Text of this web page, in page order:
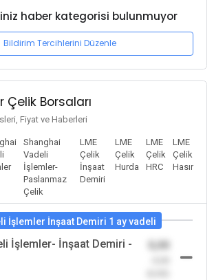
haber kategorisi bulunmuyor
Bildirim Tercihlerini Düzenle
Çelik Borsaları
Fiyat ve Haberleri
Shanghai
Vadeli
İşlemler-
Paslanmaz
Çelik
LME
Çelik
İnşaat
Demiri
LME
Çelik
Hurda
LME
Çelik
HRC
LME
Çelik
Hasır
İşlemler İnşaat Demiri 1 ay vadeli
İşlemler- İnşaat Demiri -